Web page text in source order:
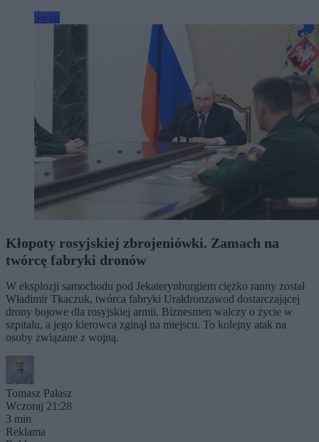
Kłopoty rosyjskiej zbrojeniówki. Zamach na
twórcę fabryki dronów
W eksplozji samochodu pod Jekaterynburgiem ciężko ranny został
Władimir Tkaczuk, twórca fabryki Urałdronzawod dostarczającej
drony bojowe dla rosyjskiej armii. Biznesmen walczy o życie w
szpitalu, a jego kierowca zginął na miejscu. To kolejny atak na
osoby związane z wojną.
Tomasz Pałasz
Wczoraj 21:28
3 min
Reklama